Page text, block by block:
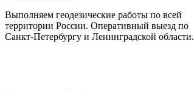
Выполняем геодезические работы по всей
территории России. Оперативный выезд по
Санкт-Петербургу и Ленинградской области.